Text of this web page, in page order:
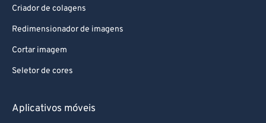
Criador de colagens
Redimensionador de imagens
Cortar imagem
Seletor de cores
Aplicativos móveis